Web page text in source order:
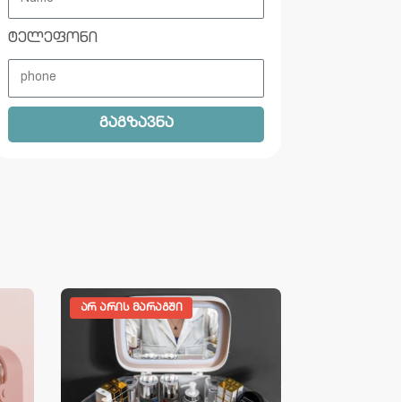
ტელეფონი
გაგზავნა
ᲐᲠ ᲐᲠᲘᲡ ᲛᲐᲠᲐᲒᲨᲘ